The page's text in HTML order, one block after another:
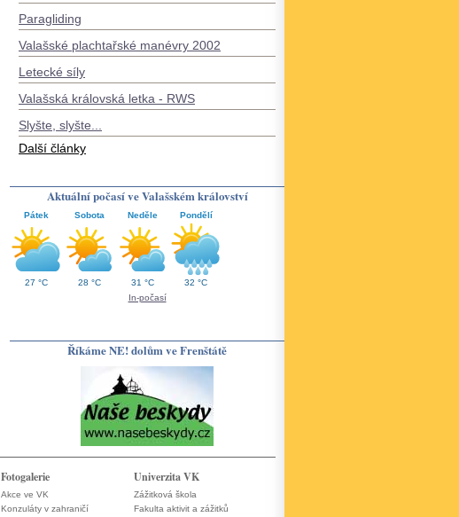
Paragliding
Valašské plachtařské manévry 2002
Letecké síly
Valašská královská letka - RWS
Slyšte, slyšte...
Další články
Aktuální počasí ve Valašském království
Pátek
27 °C
Sobota
28 °C
Neděle
31 °C
Pondělí
32 °C
In-počasí
Říkáme NE! dolům ve Frenštátě
Fotogalerie
Akce ve VK
Konzuláty v zahraničí
Univerzita VK
Zážitková škola
Fakulta aktivit a zážitků